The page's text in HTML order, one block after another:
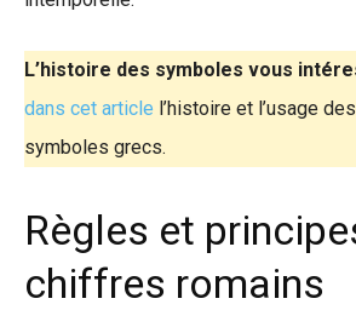
L’histoire des symboles vous
dans cet article l’histoire et l’usage
symboles grecs.
Règles et
chiffres romains